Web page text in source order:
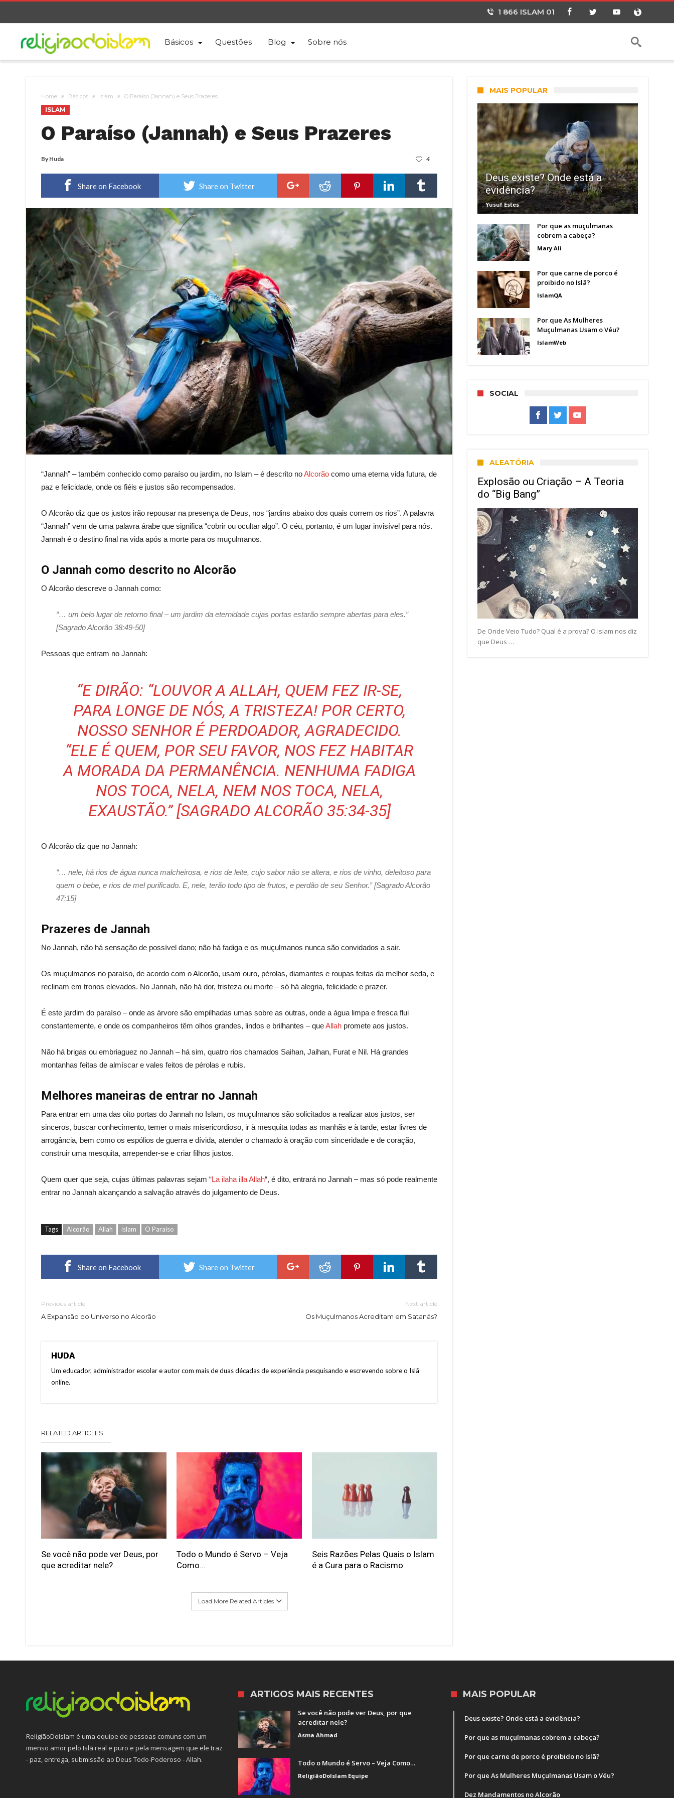
1 866 ISLAM 01
Básicos Questões Blog Sobre nós
Home Básicos Islam O Paraíso (Jannah) e Seus Prazeres
ISLAM
O Paraíso (Jannah) e Seus Prazeres
By Huda 4
Share on Facebook Share on Twitter
“Jannah” – também conhecido como paraíso ou jardim, no Islam – é descrito noAlcorão como uma eterna vida futura, de
paz e felicidade, onde os fiéis e justos são recompensados.
O Alcorão diz que os justos irão repousar na presença de Deus, nos “jardins abaixo dos quais correm os rios”. A palavra
“Jannah” vem de uma palavra árabe que significa “cobrir ou ocultar algo”. O céu, portanto, é um lugar invisível para nós.
Jannah é o destino final na vida após a morte para os muçulmanos.
O Jannah como descrito no Alcorão
O Alcorão descreve o Jannah como:
“… um belo lugar de retorno final – um jardim da eternidade cujas portas estarão sempre abertas para eles.”
[Sagrado Alcorão 38:49-50]
Pessoas que entram no Jannah:
“E DIRÃO: “LOUVOR A ALLAH, QUEM FEZ IR-SE,
PARA LONGE DE NÓS, A TRISTEZA! POR CERTO,
NOSSO SENHOR É PERDOADOR, AGRADECIDO.
“ELE É QUEM, POR SEU FAVOR, NOS FEZ HABITAR
A MORADA DA PERMANÊNCIA. NENHUMA FADIGA
NOS TOCA, NELA, NEM NOS TOCA, NELA,
EXAUSTÃO.” [SAGRADO ALCORÃO 35:34-35]
O Alcorão diz que no Jannah:
“… nele, há rios de água nunca malcheirosa, e rios de leite, cujo sabor não se altera, e rios de vinho, deleitoso para
quem o bebe, e rios de mel purificado. E, nele, terão todo tipo de frutos, e perdão de seu Senhor.” [Sagrado Alcorão
47:15]
Prazeres de Jannah
No Jannah, não há sensação de possível dano; não há fadiga e os muçulmanos nunca são convidados a sair.
Os muçulmanos no paraíso, de acordo com o Alcorão, usam ouro, pérolas, diamantes e roupas feitas da melhor seda, e
reclinam em tronos elevados. No Jannah, não há dor, tristeza ou morte – só há alegria, felicidade e prazer.
É este jardim do paraíso – onde as árvore são empilhadas umas sobre as outras, onde a água limpa e fresca flui
constantemente, e onde os companheiros têm olhos grandes, lindos e brilhantes – queAllah promete aos justos.
Não há brigas ou embriaguez no Jannah – há sim, quatro rios chamados Saihan, Jaihan, Furat e Nil. Há grandes
montanhas feitas de almíscar e vales feitos de pérolas e rubis.
Melhores maneiras de entrar no Jannah
Para entrar em uma das oito portas do Jannah no Islam, os muçulmanos são solicitados a realizar atos justos, ser
sinceros, buscar conhecimento, temer o mais misericordioso, ir à mesquita todas as manhãs e à tarde, estar livres de
arrogância, bem como os espólios de guerra e dívida, atender o chamado à oração com sinceridade e de coração,
construir uma mesquita, arrepender-se e criar filhos justos.
Quem quer que seja, cujas últimas palavras sejam “La ilaha illa Allah“, é dito, entrará no Jannah – mas só pode realmente
entrar no Jannah alcançando a salvação através do julgamento de Deus.
Tags Alcorão Allah islam O Paraíso
Share on Facebook Share on Twitter
Previous article
A Expansão do Universo no Alcorão
Next article
Os Muçulmanos Acreditam em Satanás?
HUDA
Um educador, administrador escolar e autor com mais de duas décadas de experiência pesquisando e escrevendo sobre o Islã
online.
RELATED ARTICLES
Se você não pode ver Deus, por
que acreditar nele?
Todo o Mundo é Servo – Veja
Como…
Seis Razões Pelas Quais o Islam
é a Cura para o Racismo
Load More Related Articles
MAIS POPULAR
Deus existe? Onde está a
evidência?
Yusuf Estes
Por que as muçulmanas
cobrem a cabeça?
Mary Ali
Por que carne de porco é
proibido no Islã?
IslamQA
Por que As Mulheres
Muçulmanas Usam o Véu?
IslamWeb
SOCIAL
ALEATÓRIA
Explosão ou Criação – A Teoria
do “Big Bang”
De Onde Veio Tudo? Qual é a prova? O Islam nos diz
que Deus …
ReligiãoDoIslam é uma equipe de pessoas comuns com um
imenso amor pelo Islã real e puro e pela mensagem que ele traz
- paz, entrega, submissão ao Deus Todo-Poderoso - Allah.
ARTIGOS MAIS RECENTES
Se você não pode ver Deus, por que
acreditar nele?
Asma Ahmad
Todo o Mundo é Servo – Veja Como…
ReligiãoDoIslam Equipe
MAIS POPULAR
Deus existe? Onde está a evidência?
Por que as muçulmanas cobrem a cabeça?
Por que carne de porco é proibido no Islã?
Por que As Mulheres Muçulmanas Usam o Véu?
Dez Mandamentos no Alcorão